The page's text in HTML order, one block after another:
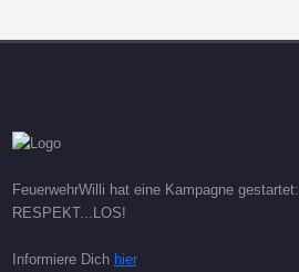
FeuerwehrWilli hat eine Kampagne gestartet:
RESPEKT...LOS!
Informiere Dich hier